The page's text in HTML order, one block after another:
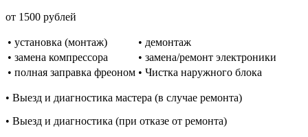
от 1500 рублей
• установка (монтаж)
• демонтаж
• замена компрессора
• замена/ремонт электроники
• полная заправка фреоном • Чистка наружного блока
• Выезд и диагностика мастера (в случае ремонта)
• Выезд и диагностика (при отказе от ремонта)